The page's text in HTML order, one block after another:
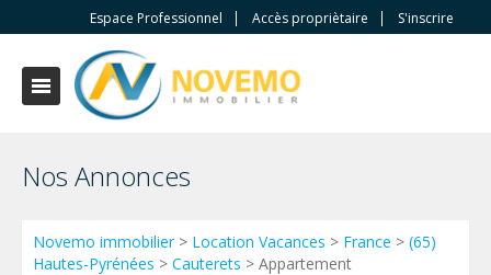
Espace Professionnel Accès propriètaire S'inscrire
Nos Annonces
Novemo immobilier> Location Vacances > France > (65)
Hautes-Pyrénées > Cauterets > Appartement